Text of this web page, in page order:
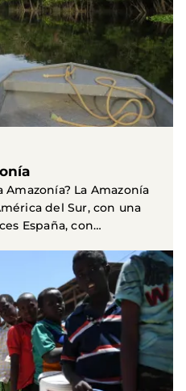
Amazonía? La Amazonía
del Sur, con una
España, con